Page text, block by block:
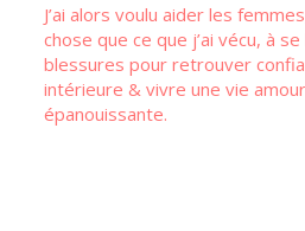
J’ai alors voulu aider les
chose que ce que j’ai vécu, à
blessures pour retrouver
intérieure & vivre une vie
épanouissante.